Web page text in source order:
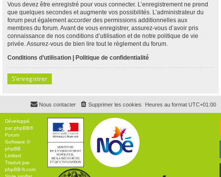
Vous devez être enregistré pour vous connecter. L’enregistrement ne prend
que quelques secondes et augmente vos possibilités. L’administrateur du
forum peut également accorder des permissions additionnelles aux
membres du forum. Avant de vous enregistrer, assurez-vous d’avoir pris
connaissance de nos conditions d’utilisation et de notre politique de vie
privée. Assurez-vous de bien lire tout le règlement du forum.
Conditions d’utilisation | Politique de confidentialité
S’enregistrer
Heures au format UTC+01:00
Supprimer les cookies
Nous contacter
Développé
parphpBB®
Forum
Software ©
phpBB
Limited
Traduit par
phpBB-fr.com